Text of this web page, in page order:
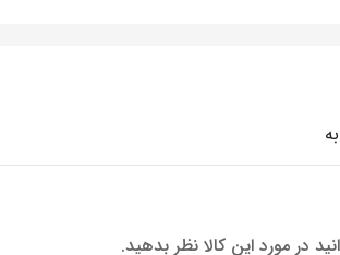
در مورد این کالا نظر بدهید.